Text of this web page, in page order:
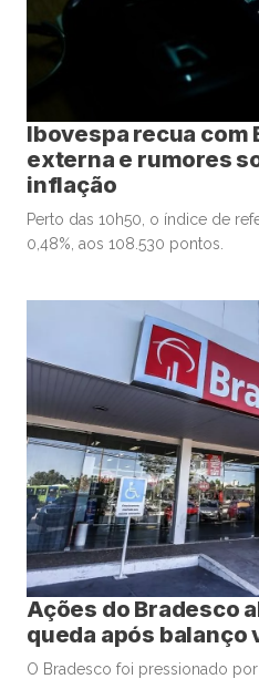
Ibovespa recua com
externa e rumores
inflação
Perto das 10h50, o índice de
0,48%, aos 108.530 pontos.
Ações do Bradesco
queda após balanço
O Bradesco foi pressionado